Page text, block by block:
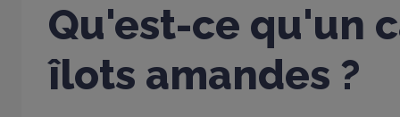
Qu'est-ce qu'un
îlots amandes ?